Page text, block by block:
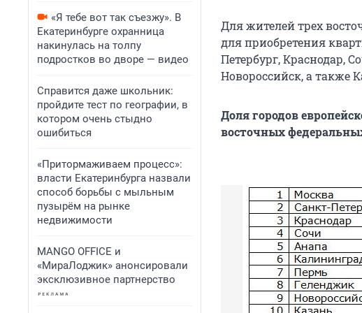
«Я тебе вот так съезжу». В
Екатеринбурге охранница
накинулась на толпу
подростков во дворе — видео
Справится даже школьник:
пройдите тест по географии, в
котором очень стыдно
ошибиться
«Притормаживаем процесс»:
власти Екатеринбурга назвали
способ борьбы с мыльным
пузырём на рынке
недвижимости
MANGO OFFICE и
«МираЛоджик» анонсировали
эксклюзивное партнерство
Для жителей трех
для приобретения
Петербург, Краснодар,
Новороссийск, а также
Доля городов
восточных